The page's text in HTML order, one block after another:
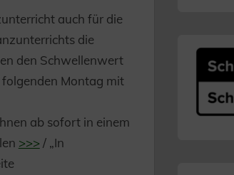
auch für die
die
den Schwellenwert
Montag mit
ab sofort in einem
>>> / „In